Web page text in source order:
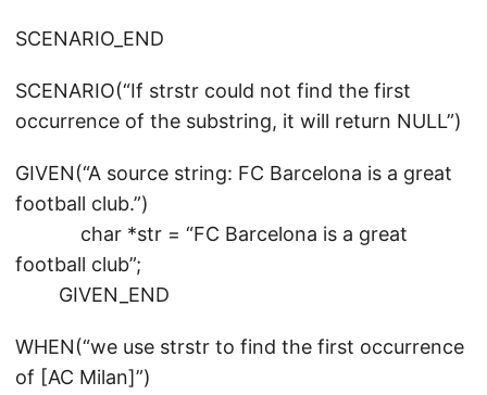
SCENARIO_END
SCENARIO(“If strstr could not find the first
occurrence of the substring, it will return NULL”)
GIVEN(“A source string: FC Barcelona is a great
football club.”)
char *str = “FC Barcelona is a great
football club”;
GIVEN_END
WHEN(“we use strstr to find the first occurrence
of [AC Milan]”)